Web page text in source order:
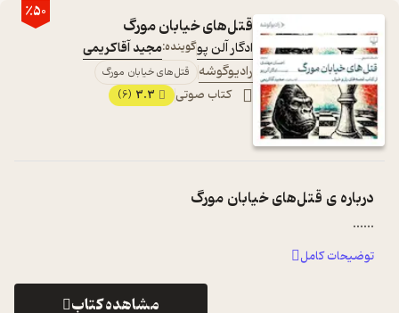
٪50
قتل‌های خیابان مورگ
ادگار آلن‌ پوگوینده:مجید آقاکریمی
رادیوگوشه
قتل‌های خیابان مورگ
کتاب صوتی 3.3
(6)
درباره ی قتل‌های خیابان مورگ
...
...
توضیحات کامل
مشاهده کتاب